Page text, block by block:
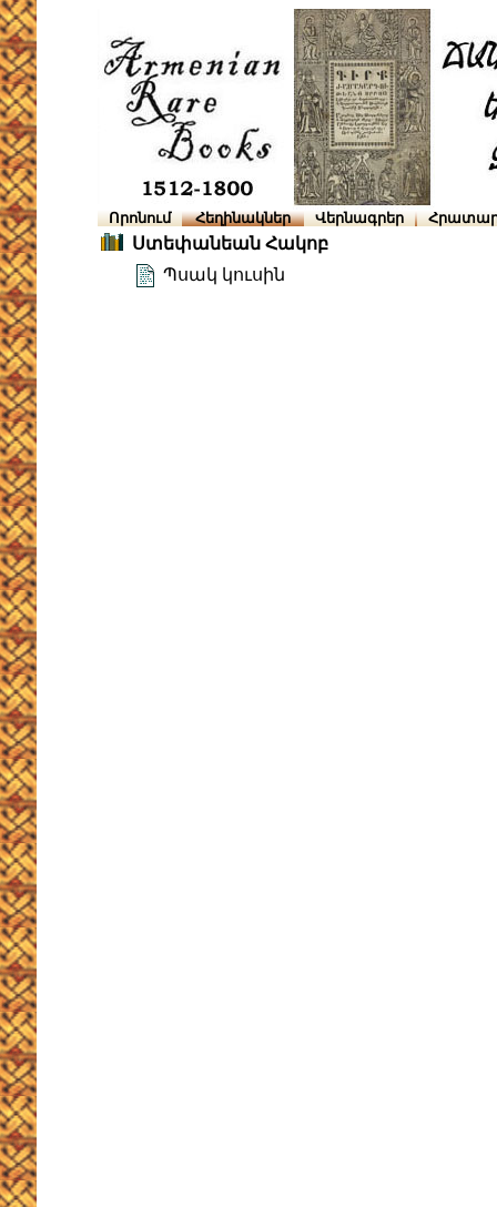
Որոնում Հեղինակներ Վերնագրեր
Ստեփանեան Հակոբ
Պսակ կուսին